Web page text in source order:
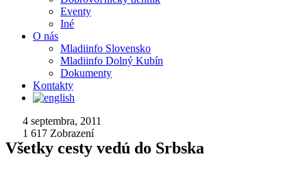
Eventy
Iné
O nás
Mladiinfo Slovensko
Mladiinfo Dolný Kubín
Dokumenty
Kontakty
4 septembra, 2011
1 617 Zobrazení
Všetky cesty vedú do Srbska